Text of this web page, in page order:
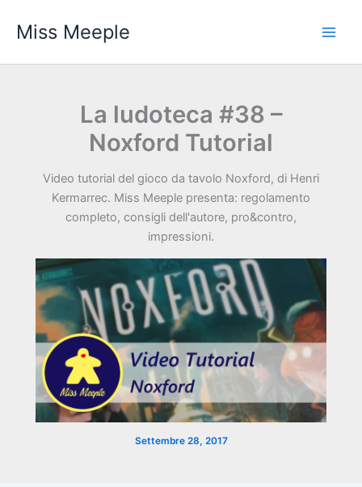
Miss Meeple
La ludoteca #38 –
Noxford Tutorial
Video tutorial del gioco da tavolo Noxford, di Henri
Kermarrec. Miss Meeple presenta: regolamento
completo, consigli dell'autore, pro&contro,
impressioni.
Settembre 28, 2017